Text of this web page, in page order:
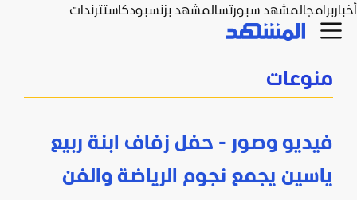
أخباربرامجالمشهد سبورتسالمشهد بزنسبودكاستترندات
منوعات
فيديو وصور - حفل زفاف ابنة ربيع
ياسين يجمع نجوم الرياضة والفن